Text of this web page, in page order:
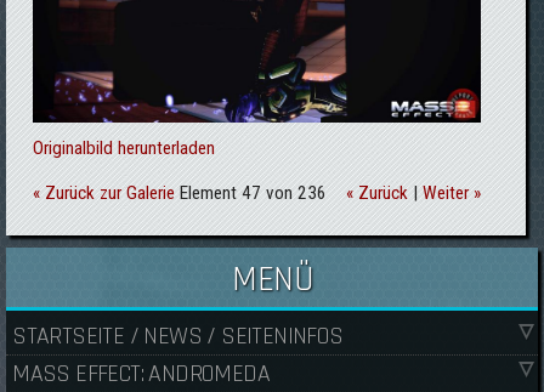
Originalbild herunterladen
« Zurück zur Galerie Element 47 von 236 « Zurück|Weiter »
MENÜ
STARTSEITE / NEWS / SEITENINFOS
MASS EFFECT: ANDROMEDA